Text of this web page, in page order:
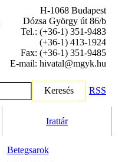
H-1068 Budapest
Dózsa György út 86/b
Tel.: (+36-1) 351-9483
(+36-1) 413-1924
Fax: (+36-1) 351-9485
E-mail: hivatal@mgyk.hu
Keresés RSS
Irattár
Betegsarok